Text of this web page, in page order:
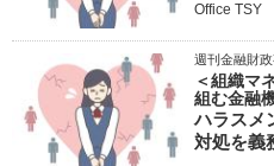
Office TSY
週刊金融財
＜組織マ
組む金融
ハラスメ
対処を義